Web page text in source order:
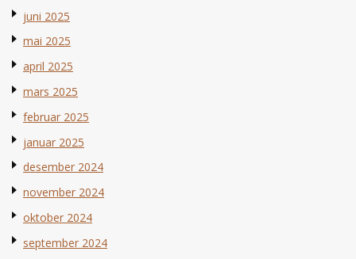
juni 2025
mai 2025
april 2025
mars 2025
februar 2025
januar 2025
desember 2024
november 2024
oktober 2024
september 2024